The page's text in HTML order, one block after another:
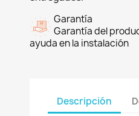
Garantía
Garantía del
ayuda en la instalación
Descripción